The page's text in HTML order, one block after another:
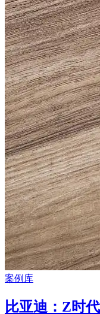
案例库
比亚迪：Z时